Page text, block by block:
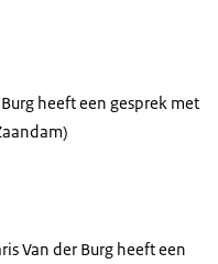
heeft een gesprek met
Van der Burg heeft een